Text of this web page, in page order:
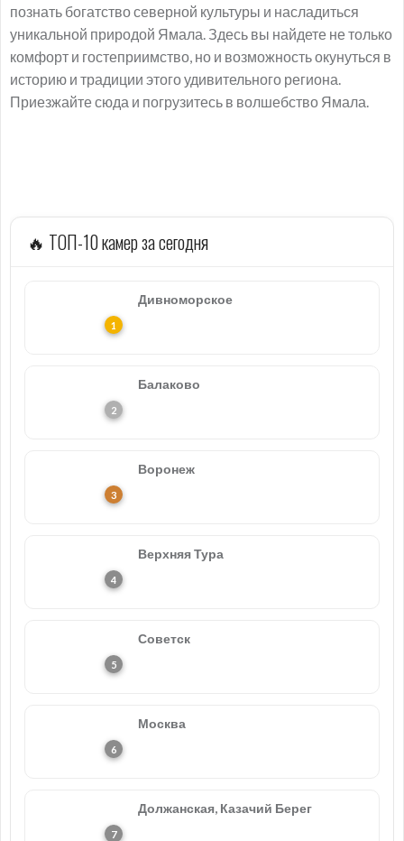
познать богатство северной культуры и насладиться
уникальной природой Ямала. Здесь вы найдете не только
комфорт и гостеприимство, но и возможность окунуться в
историю и традиции этого удивительного региона.
Приезжайте сюда и погрузитесь в волшебство Ямала.
🔥 ТОП-10 камер за сегодня
Дивноморское
Балаково
Воронеж
Верхняя Тура
Советск
Москва
Должанская, Казачий Берег